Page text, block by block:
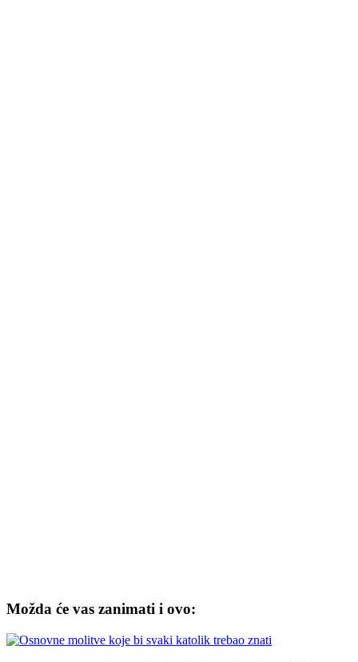
Možda će vas zanimati i ovo: